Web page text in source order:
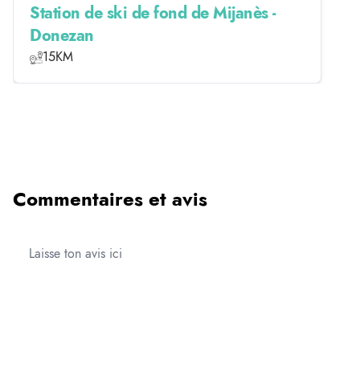
Station de ski de fond de Mijanès -
Donezan
15KM
Commentaires et avis